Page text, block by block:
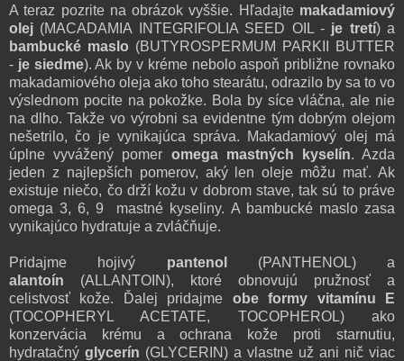
A teraz pozrite na obrázok vyššie. Hľadajte makadamiový
olej (MACADAMIA INTEGRIFOLIA SEED OIL - je tretí) a
bambucké maslo (BUTYROSPERMUM PARKII BUTTER
- je siedme). Ak by v kréme nebolo aspoň približne rovnako
makadamiového oleja ako toho stearátu, odrazilo by sa to vo
výslednom pocite na pokožke. Bola by síce vláčna, ale nie
na dlho. Takže vo výrobni sa evidentne tým dobrým olejom
nešetrilo, čo je vynikajúca správa. Makadamiový olej má
úplne vyvážený pomer omega mastných kyselín. Azda
jeden z najlepších pomerov, aký len oleje môžu mať. Ak
existuje niečo, čo drží kožu v dobrom stave, tak sú to práve
omega 3, 6, 9 mastné kyseliny. A bambucké maslo zasa
vynikajúco hydratuje a zvláčňuje.
Pridajme hojivý pantenol
(PANTHENOL) a
alantoín
(ALLANTOIN), ktoré obnovujú pružnosť a
celistvosť kože. Ďalej pridajme obe formy vitamínu E
(TOCOPHERYL ACETATE, TOCOPHEROL) ako
konzervácia krému a ochrana kože proti starnutiu,
hydratačný glycerín (GLYCERIN) a vlastne už ani nič viac